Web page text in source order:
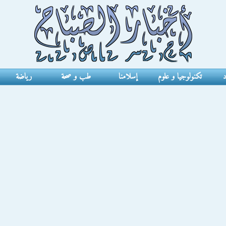
تكنولوجيا و علوم إسلامنا طب و صحة رياضة